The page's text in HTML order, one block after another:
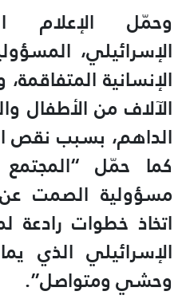
وحمّل الإعلام
الإسرائيلي،
الإنسانية
الآلاف من الأطفال
الداهم، بسبب نقص
كما حمّل
مسؤولية الصمت
اتخاذ خطوات رادعة
الإسرائيلي الذي
وحشي ومتواصل”.